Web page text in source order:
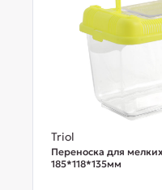
Triol
Переноска для
185*118*135мм